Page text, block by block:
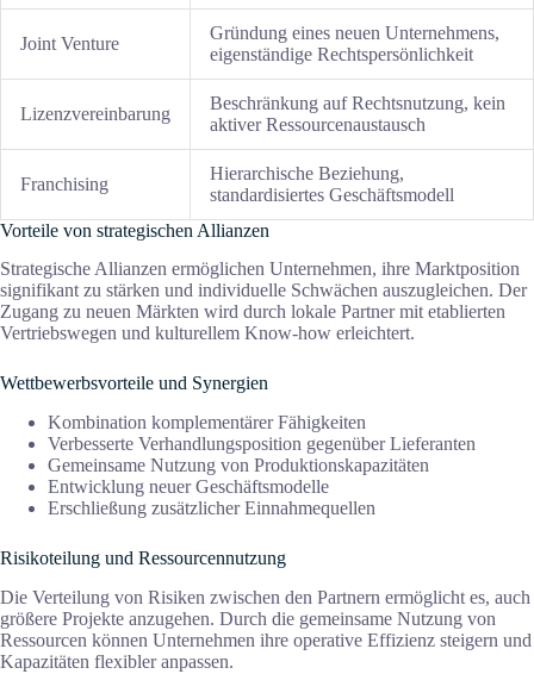
Joint Venture
Gründung eines neuen Unternehmens,
eigenständige Rechtspersönlichkeit
Lizenzvereinbarung
Beschränkung auf Rechtsnutzung, kein
aktiver Ressourcenaustausch
Franchising
Hierarchische Beziehung,
standardisiertes Geschäftsmodell
Vorteile von strategischen Allianzen
Strategische Allianzen ermöglichen Unternehmen, ihre Marktposition
signifikant zu stärken und individuelle Schwächen auszugleichen. Der
Zugang zu neuen Märkten wird durch lokale Partner mit etablierten
Vertriebswegen und kulturellem Know-how erleichtert.
Wettbewerbsvorteile und Synergien
Kombination komplementärer Fähigkeiten
Verbesserte Verhandlungsposition gegenüber Lieferanten
Gemeinsame Nutzung von Produktionskapazitäten
Entwicklung neuer Geschäftsmodelle
Erschließung zusätzlicher Einnahmequellen
Risikoteilung und Ressourcennutzung
Die Verteilung von Risiken zwischen den Partnern ermöglicht es, auch
größere Projekte anzugehen. Durch die gemeinsame Nutzung von
Ressourcen können Unternehmen ihre operative Effizienz steigern und
Kapazitäten flexibler anpassen.